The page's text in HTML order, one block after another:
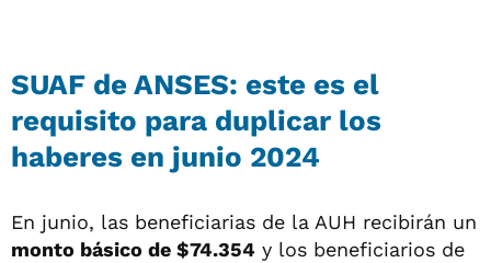
SUAF de ANSES: este es el
requisito para duplicar los
haberes en junio 2024
En junio, las beneficiarias de la AUH recibirán un
monto básico de $74.354 y los beneficiarios de